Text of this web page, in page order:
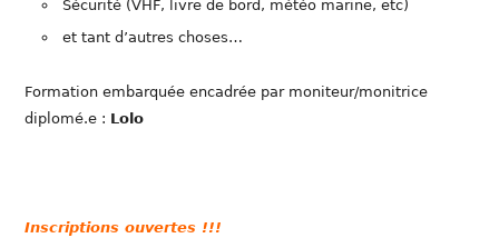
Sécurité (VHF, livre de bord, météo marine, etc)
et tant d’autres choses…
Formation embarquée encadrée par moniteur/monitrice
diplomé.e : Lolo
Inscriptions ouvertes !!!